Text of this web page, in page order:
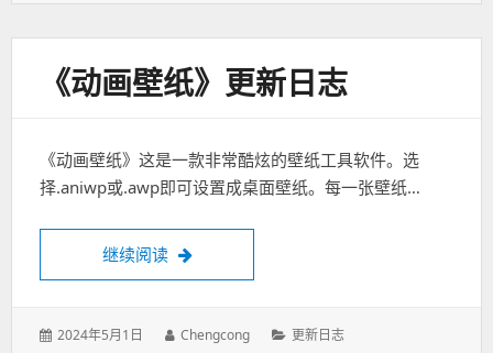
《动画壁纸》更新日志
《动画壁纸》这是一款非常酷炫的壁纸工具软件。选
择.aniwp或.awp即可设置成桌面壁纸。每一张壁纸…
继续阅读 《动画壁纸》更新日志
发
2024年5月1日
作
Chengcong
分
更新日志